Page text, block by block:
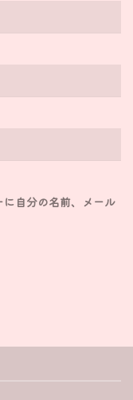
自分の名前、メール